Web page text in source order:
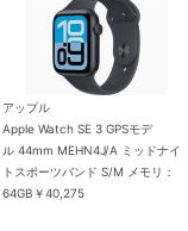
アップル
Apple Watch SE 3 GPSモデ
ル 44mm MEHN4J/A ミッドナイ
トスポーツバンド S/M メモリ：
64GB ￥40,275